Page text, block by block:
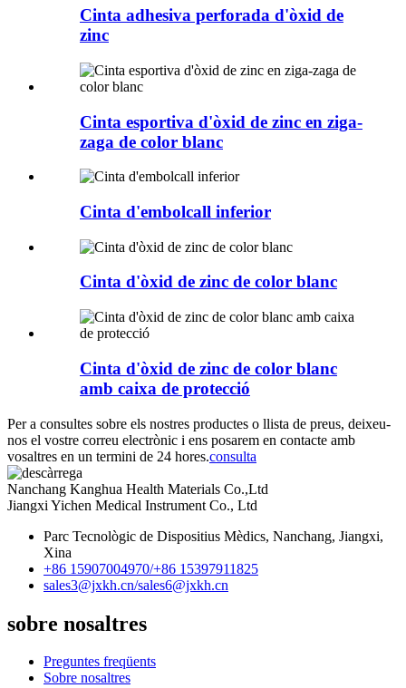
Cinta adhesiva perforada d'òxid de
zinc
Cinta esportiva d'òxid de zinc en ziga-
zaga de color blanc
Cinta d'embolcall inferior
Cinta d'òxid de zinc de color blanc
Cinta d'òxid de zinc de color blanc
amb caixa de protecció
Per a consultes sobre els nostres productes o llista de preus, deixeu-
nos el vostre correu electrònic i ens posarem en contacte amb
vosaltres en un termini de 24 hores.consulta
Nanchang Kanghua Health Materials Co.,Ltd
Jiangxi Yichen Medical Instrument Co., Ltd
Parc Tecnològic de Dispositius Mèdics, Nanchang, Jiangxi,
Xina
+86 15907004970/+86 15397911825
sales3@jxkh.cn/sales6@jxkh.cn
sobre nosaltres
Preguntes freqüents
Sobre nosaltres